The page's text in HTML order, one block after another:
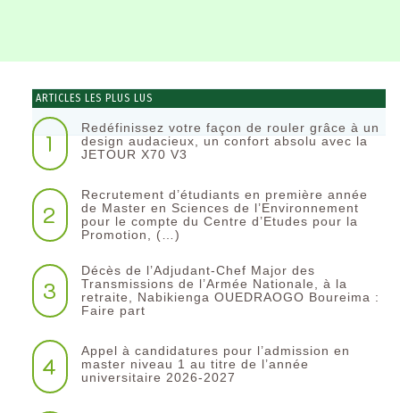
ARTICLES LES PLUS LUS
1
Redéfinissez votre façon de rouler grâce à un
design audacieux, un confort absolu avec la
JETOUR X70 V3
2
Recrutement d’étudiants en première année
de Master en Sciences de l’Environnement
pour le compte du Centre d’Etudes pour la
Promotion, (…)
3
Décès de l’Adjudant-Chef Major des
Transmissions de l’Armée Nationale, à la
retraite, Nabikienga OUEDRAOGO Boureima :
Faire part
4
Appel à candidatures pour l’admission en
master niveau 1 au titre de l’année
universitaire 2026-2027